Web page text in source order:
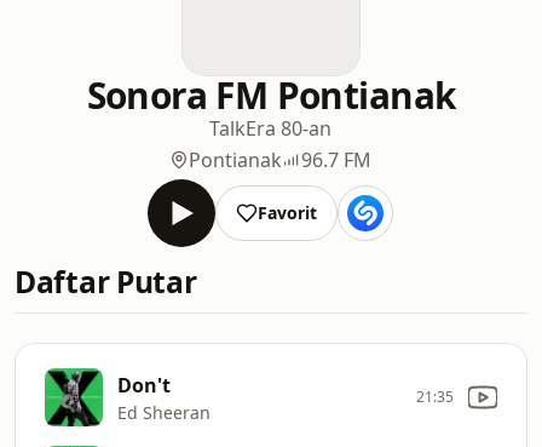
Sonora FM Pontianak
TalkEra 80-an
Pontianak
96.7 FM
Favorit
Daftar Putar
Don't
Ed Sheeran
21:35